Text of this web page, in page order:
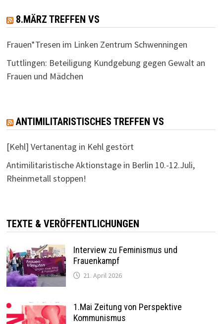
8.MÄRZ TREFFEN VS
Frauen*Tresen im Linken Zentrum Schwenningen
Tuttlingen: Beteiligung Kundgebung gegen Gewalt an
Frauen und Mädchen
ANTIMILITARISTISCHES TREFFEN VS
[Kehl] Vertanentag in Kehl gestört
Antimilitaristische Aktionstage in Berlin 10.-12.Juli,
Rheinmetall stoppen!
TEXTE & VERÖFFENTLICHUNGEN
Interview zu Feminismus und
Frauenkampf
21. April 2026
1.Mai Zeitung von Perspektive
Kommunismus